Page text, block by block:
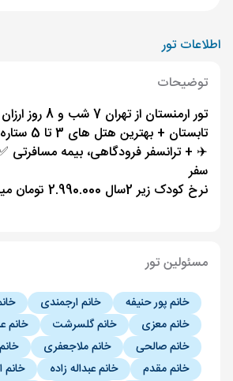
اطلاعات تور
توضیحات
تور ارمنستان از
تابستان +
✈️ + ترانسفر فرودگاهی، بیمه مسافرتی
سفر
نرخ کودک زیر 2سال 2.990.000 تومان میباشد.
مسئولین تور
خانم پور حنیفه خانم ارجمندی
خانم معزی
خانم گلسرشت
خانم
خانم صالحی
خانم ملاجعفری
خانم مقدم
خانم عبداله زاده